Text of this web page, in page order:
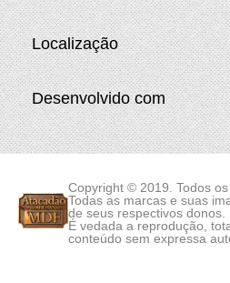
Localização
Desenvolvido com
Copyright © 2019. Todos
Todas as marcas e suas
de seus respectivos donos.
É vedada a reprodução,
conteúdo sem expressa